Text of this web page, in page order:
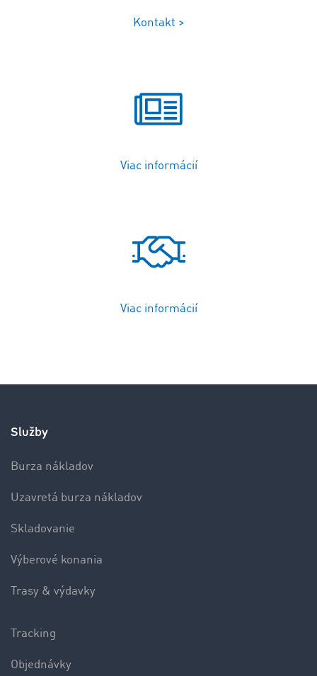
Kontakt >
Viac informácií
Viac informácií
Služby
Burza nákladov
Uzavretá burza nákladov
Skladovanie
Výberové konania
Trasy & výdavky
Tracking
Objednávky